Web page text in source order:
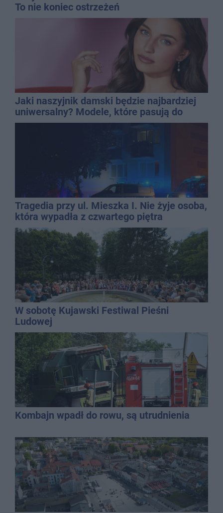
To nie koniec ostrzeżeń
Jaki naszyjnik damski będzie najbardziej
uniwersalny? Modele, które pasują do
wielu stylizacji
Tragedia przy ul. Mieszka I. Nie żyje osoba,
która wypadła z czwartego piętra
W sobotę Kujawski Festiwal Pieśni
Ludowej
Kombajn wpadł do rowu, są utrudnienia